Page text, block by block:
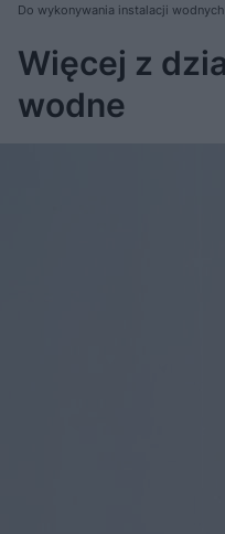
Do wykonywania instalacji
Więcej z
wodne